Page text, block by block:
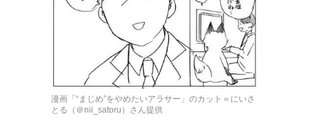
漫画「“まじめ”をやめたいアラサー」のカット＝にいさ
とる（＠nii_satoru）さん提供